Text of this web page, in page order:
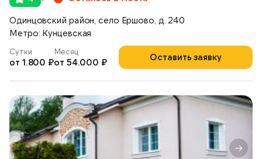
Одинцовский район, село Ершово, д. 240
Метро: Кунцевская
Оставить заявку
Сутки
от 1.800 ₽
Месяц
от 54.000 ₽